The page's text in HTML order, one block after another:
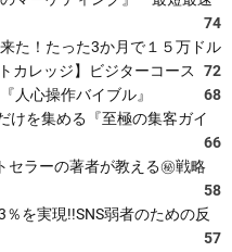
74
た！たった3か月で１５万ドル
カレッジ】ビジターコース
72
人心操作バイブル』
68
けを集める『至極の集客ガイ
66
セラーの著者が教える㊙戦略
58
％を実現!!SNS弱者のための反
57